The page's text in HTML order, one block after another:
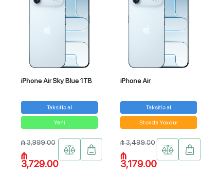
iPhone Air Sky Blue 1TB
Taksitlə al
Yeni
₼ 3,999.00
₼
3,729.00
iPhone Air
Taksitlə al
Stokda Yoxdur
₼ 3,499.00
₼
3,179.00